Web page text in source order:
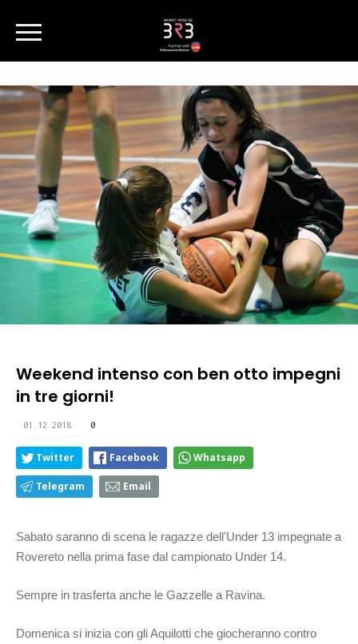
Weekend intenso con ben otto impegni
in tre giorni!
01.12.2018 0
Twitter Facebook Whatsapp
Telegram Email
Sabato saranno di scena le ragazze dell'Under 13 impegnate a
Rovereto nella prima fase dal campionato Under 14.
Sempre in trasferta anche le Gazzelle a Ravina.
Domenica si inizia con gli Aquilotti che giocheranno contro